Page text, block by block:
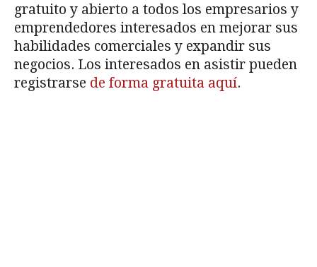
gratuito y abierto a todos los empresarios y
emprendedores interesados en mejorar sus
habilidades comerciales y expandir sus
negocios. Los interesados en asistir pueden
registrarse de forma gratuita aquí.